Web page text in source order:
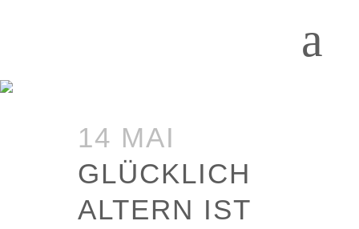
14 MAI
GLÜCKLICH
ALTERN IST